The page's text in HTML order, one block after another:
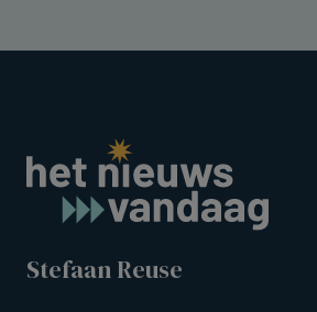
Stefaan Reuse